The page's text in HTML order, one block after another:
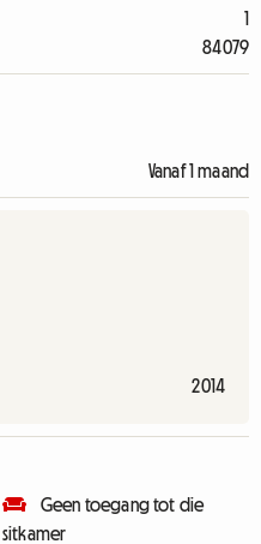
1
84079
Vanaf 1 maand
2014
Geen toegang tot die
sitkamer